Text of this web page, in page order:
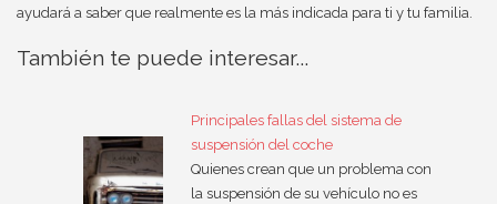
ayudará a saber que realmente es la más indicada para ti y tu familia.
También te puede interesar...
Principales fallas del sistema de
suspensión del coche
Quienes crean que un problema con
la suspensión de su vehículo no es